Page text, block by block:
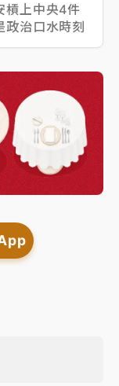
槓上中央4件
治口水時刻